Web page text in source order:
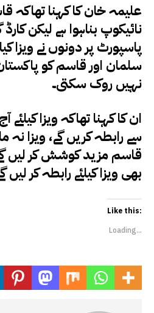
علیمہ خان کا کہنا تھاکہ
نائیکوپ بناہوا ہے لیکن
پاسپورٹ پر دونوں نے ویزا
سلمان اور قاسم کو
نہیں روک سکتی۔
ان کا کہنا تھاکہ ویزا کیلئے
سے رابطہ کریں گے، ویزا نہ
قاسم مزید کوشش کر لیں
بھی ویزا کیلئے رابطہ کر لیں
Like this:
Loading...